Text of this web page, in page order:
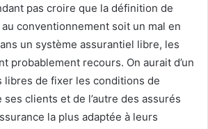
pas croire que la définition de
conventionnement soit un mal en
un système assurantiel libre, les
probablement recours. On aurait d’un
libres de fixer les conditions de
clients et de l’autre des assurés
la plus adaptée à leurs